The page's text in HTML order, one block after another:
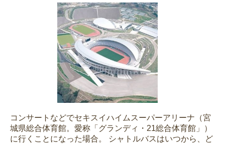
コンサートなどでセキスイハイムスーパーアリーナ（宮
城県総合体育館。愛称「グランディ・21総合体育館」）
に行くことになった場合。 シャトルバスはいつから、ど